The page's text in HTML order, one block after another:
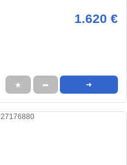
1.620 €
★ ➦ ➜